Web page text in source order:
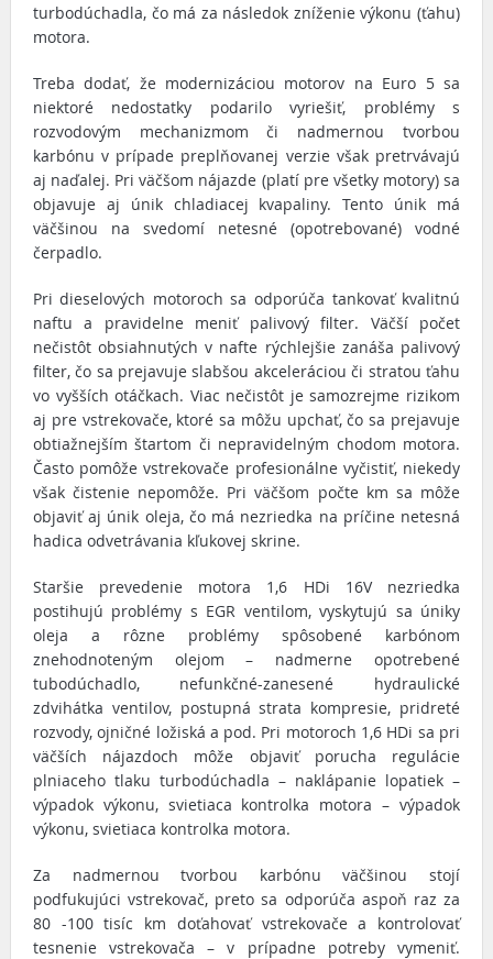
turbodúchadla, čo má za následok zníženie výkonu (ťahu)
motora.
Treba dodať, že modernizáciou motorov na Euro 5 sa
niektoré nedostatky podarilo vyriešiť, problémy s
rozvodovým mechanizmom či nadmernou tvorbou
karbónu v prípade preplňovanej verzie však pretrvávajú
aj naďalej. Pri väčšom nájazde (platí pre všetky motory) sa
objavuje aj únik chladiacej kvapaliny. Tento únik má
väčšinou na svedomí netesné (opotrebované) vodné
čerpadlo.
Pri dieselových motoroch sa odporúča tankovať kvalitnú
naftu a pravidelne meniť palivový filter. Väčší počet
nečistôt obsiahnutých v nafte rýchlejšie zanáša palivový
filter, čo sa prejavuje slabšou akceleráciou či stratou ťahu
vo vyšších otáčkach. Viac nečistôt je samozrejme rizikom
aj pre vstrekovače, ktoré sa môžu upchať, čo sa prejavuje
obtiažnejším štartom či nepravidelným chodom motora.
Často pomôže vstrekovače profesionálne vyčistiť, niekedy
však čistenie nepomôže. Pri väčšom počte km sa môže
objaviť aj únik oleja, čo má nezriedka na príčine netesná
hadica odvetrávania kľukovej skrine.
Staršie prevedenie motora 1,6 HDi 16V nezriedka
postihujú problémy s EGR ventilom, vyskytujú sa úniky
oleja a rôzne problémy spôsobené karbónom
znehodnoteným olejom – nadmerne opotrebené
tubodúchadlo, nefunkčné-zanesené hydraulické
zdvihátka ventilov, postupná strata kompresie, pridreté
rozvody, ojničné ložiská a pod. Pri motoroch 1,6 HDi sa pri
väčších nájazdoch môže objaviť porucha regulácie
plniaceho tlaku turbodúchadla – naklápanie lopatiek –
výpadok výkonu, svietiaca kontrolka motora – výpadok
výkonu, svietiaca kontrolka motora.
Za nadmernou tvorbou karbónu väčšinou stojí
podfukujúci vstrekovač, preto sa odporúča aspoň raz za
80 -100 tisíc km doťahovať vstrekovače a kontrolovať
tesnenie vstrekovača – v prípadne potreby vymeniť.